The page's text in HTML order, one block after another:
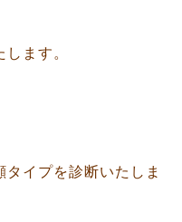
ます。
イプを診断いたしま